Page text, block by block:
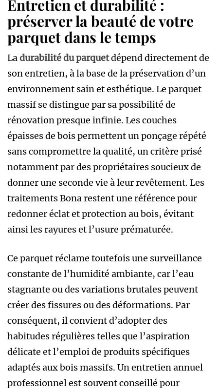
Entretien et durabilité :
préserver la beauté de votre
parquet dans le temps
Ladurabilité du parquetdépend directement de
son entretien, à la base de la préservation d’un
environnement sain et esthétique. Le parquet
massif se distingue par sa possibilité de
rénovation presque infinie. Les couches
épaisses de bois permettent un ponçage répété
sans compromettre la qualité, un critère prisé
notamment par des propriétaires soucieux de
donner une seconde vie à leur revêtement. Les
traitements Bona restent une référence pour
redonner éclat et protection au bois, évitant
ainsi les rayures et l’usure prématurée.
Ce parquet réclame toutefois une surveillance
constante de l’humidité ambiante, car l’eau
stagnante ou des variations brutales peuvent
créer des fissures ou des déformations. Par
conséquent, il convient d’adopter des
habitudes régulières telles que l’aspiration
délicate et l’emploi de produits spécifiques
adaptés aux bois massifs. Un entretien annuel
professionnel est souvent conseillé pour